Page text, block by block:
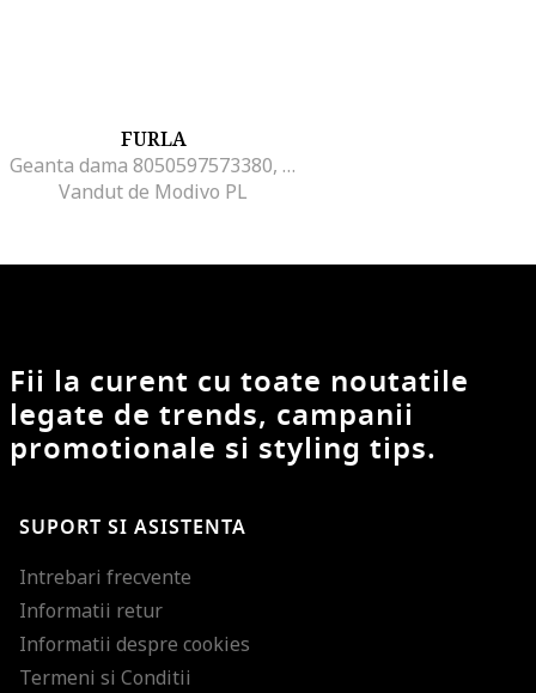
FURLA
Geanta dama 8050597573380, Piele naturala, Negru
Vandut de Modivo PL
Fii la curent cu toate noutatile
legate de trends, campanii
promotionale si styling tips.
SUPORT SI ASISTENTA
Intrebari frecvente
Informatii retur
Informatii despre cookies
Termeni si Conditii